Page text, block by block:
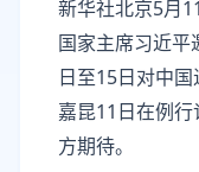
新华社北京5月
国家主席习近平
日至15日对中
嘉昆11日在例
方期待。